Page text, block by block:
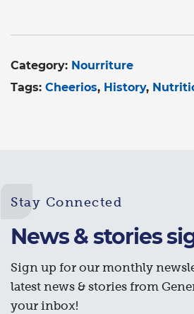
Category: Nourriture
Tags: Cheerios History
Stay Connected
News & stories
Sign up for our monthly
latest news & stories from
your inbox!